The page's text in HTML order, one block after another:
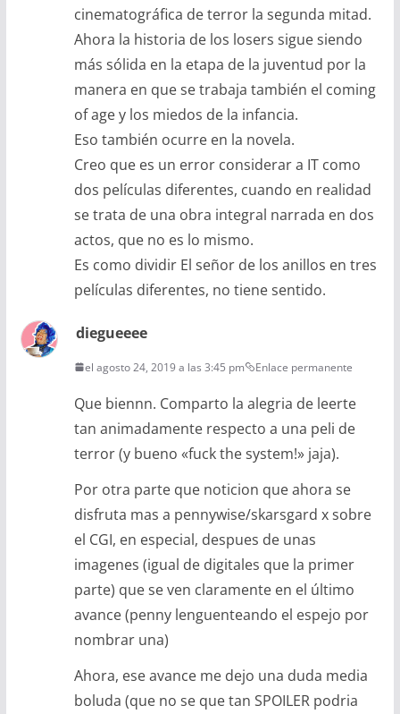
cinematográfica de terror la segunda mitad.
Ahora la historia de los losers sigue siendo
más sólida en la etapa de la juventud por la
manera en que se trabaja también el coming
of age y los miedos de la infancia.
Eso también ocurre en la novela.
Creo que es un error considerar a IT como
dos películas diferentes, cuando en realidad
se trata de una obra integral narrada en dos
actos, que no es lo mismo.
Es como dividir El señor de los anillos en tres
películas diferentes, no tiene sentido.
diegueeee
el agosto 24, 2019 a las 3:45 pm Enlace permanente
Que biennn. Comparto la alegria de leerte
tan animadamente respecto a una peli de
terror (y bueno «fuck the system!» jaja).
Por otra parte que noticion que ahora se
disfruta mas a pennywise/skarsgard x sobre
el CGI, en especial, despues de unas
imagenes (igual de digitales que la primer
parte) que se ven claramente en el último
avance (penny lenguenteando el espejo por
nombrar una)
Ahora, ese avance me dejo una duda media
boluda (que no se que tan SPOILER podria